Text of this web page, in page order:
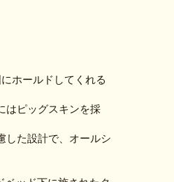
ホールドしてくれる
はピッグスキンを採
した設計で、オールシ